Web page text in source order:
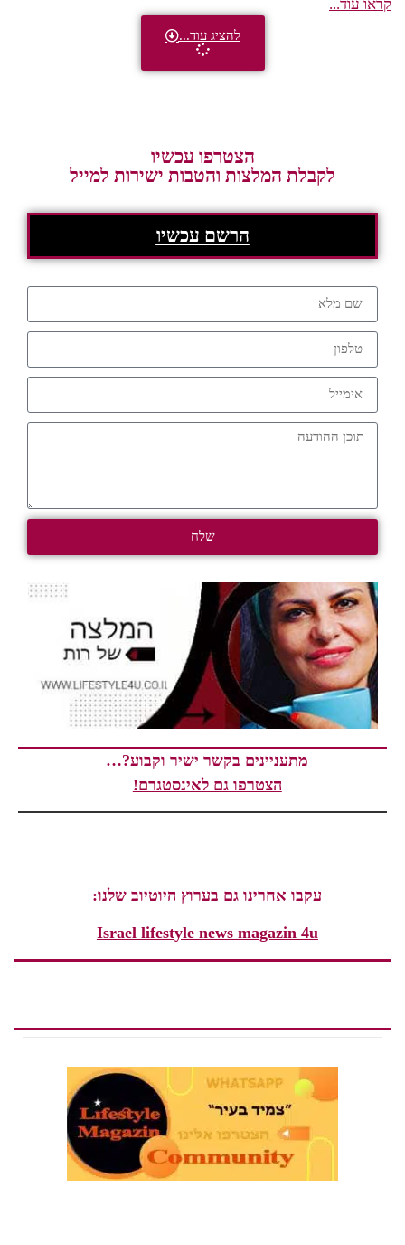
קראו עוד...
להציג עוד...
הצטרפו עכשיו
לקבלת המלצות והטבות ישירות למייל
הרשם עכשיו
שלח
מתעניינים בקשר ישיר וקבוע?…
הצטרפו גם לאינסטגרם!
עקבו אחרינו גם בערוץ היוטיוב שלנו:
Israel lifestyle news magazin 4u